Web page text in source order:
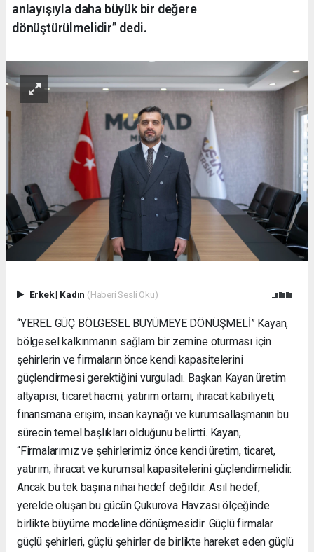
anlayışıyla daha büyük bir değere
dönüştürülmelidir” dedi.
Erkek| Kadın (Haberi Sesli Oku)
“YEREL GÜÇ BÖLGESEL BÜYÜMEYE DÖNÜŞMELİ” Kayan,
bölgesel kalkınmanın sağlam bir zemine oturması için
şehirlerin ve firmaların önce kendi kapasitelerini
güçlendirmesi gerektiğini vurguladı. Başkan Kayan üretim
altyapısı, ticaret hacmi, yatırım ortamı, ihracat kabiliyeti,
finansmana erişim, insan kaynağı ve kurumsallaşmanın bu
sürecin temel başlıkları olduğunu belirtti. Kayan,
“Firmalarımız ve şehirlerimiz önce kendi üretim, ticaret,
yatırım, ihracat ve kurumsal kapasitelerini güçlendirmelidir.
Ancak bu tek başına nihai hedef değildir. Asıl hedef,
yerelde oluşan bu gücün Çukurova Havzası ölçeğinde
birlikte büyüme modeline dönüşmesidir. Güçlü firmalar
güçlü şehirleri, güçlü şehirler de birlikte hareket eden güçlü